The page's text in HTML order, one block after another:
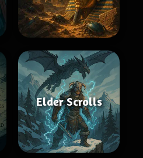
Elder Scrolls